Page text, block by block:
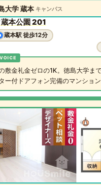
大学 蔵本 キャンパス
本公園 201
蔵本駅 徒歩12分
敷金礼金ゼロの1K。徳島大学ま
ー付ドアフォン完備のマンション